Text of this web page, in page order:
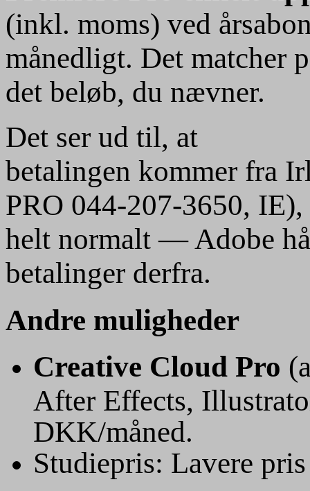
(inkl. moms) ved
månedligt. Det matcher
det beløb, du nævner.
Det ser ud til, at
betalingen kommer fra
PRO 044-207-3650,
helt normalt — Adobe
betalinger derfra.
Andre muligheder
Creative Cloud Pro
After Effects,
DKK/måned.
Studiepris: Lavere